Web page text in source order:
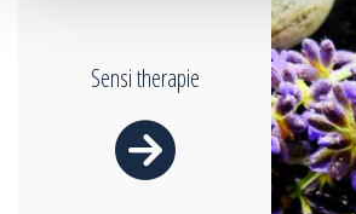
Sensi therapie
